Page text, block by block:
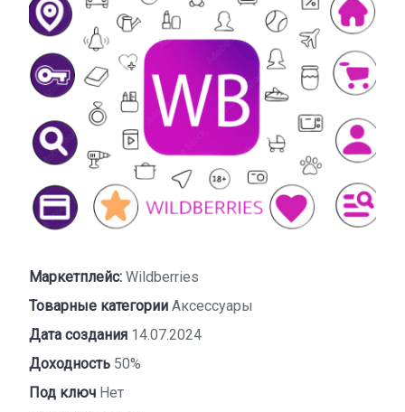
Маркетплейс: Wildberries
Товарные категории Аксессуары
Дата создания 14.07.2024
Доходность 50%
Под ключ Нет